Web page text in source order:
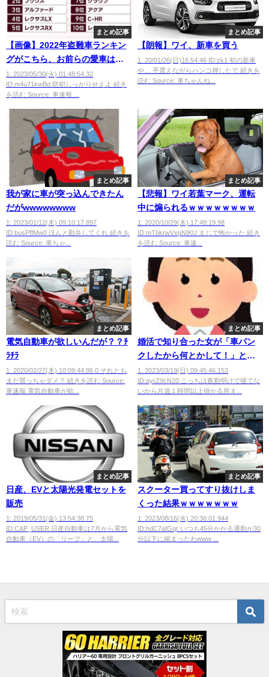
まとめ記事
【画像】2022年盗難車ランキン
グがこちら、お前らの愛車は載
ってるか？
1: 2023/05/30(火) 01:48:54.32
ID:m4u71kwBd 防犯しっかりせえよ 続き
を読む Source: 車速報 ...
まとめ記事
【朗報】ワイ、新車を買う
1: 20/01/26(日)16:54:46 ID:zk1 初の新車
や… 手震えながらハンコ押したで 続きを
読む Source: 車ちゃんね...
まとめ記事
我が家に車が突っ込んできたん
だがwwwwwwww
1: 2023/01/12(木) 09:10:17.897
ID:busPffMw0 ほんと勘弁してくれ 続きを
読む Source: 車ちゃ...
まとめ記事
【悲報】ワイ若葉マーク、運転
中に煽られるｗｗｗｗｗｗｗｗ
1: 2020/10/29(木) 17:49:19.98
ID:mTbkrwVxpNIKU まじで怖かった 続き
を読む Source: 車速...
まとめ記事
電気自動車が欲しいんだが？？ﾁ
ﾗﾁﾗ
1: 2020/02/27(木) 10:09:44.86 0 それとも
まだ買っちゃダメ？ 続きを読む Source:
車速報 電気自動車が欲...
まとめ記事
婚活で知り合った女が「車パン
クしたから何とかして！」と上
から目線で連絡してきやがった
wwwwww
1: 2023/03/19(日) 09:45:46.153
ID:ayrZ9cN20 こっちは夜勤明けで寝てな
いから片道１時間以上掛かる所ま...
まとめ記事
日産、EVと太陽光発電セットを
販売
1: 2019/05/31(金) 13:54:38.75
ID:CAP_USER 日産自動車は7月から電気
自動車（EV）の「リーフ」と、太陽...
まとめ記事
スクーター買ってすり抜けしま
くった結果ｗｗｗｗｗｗｗ
1: 2023/08/16(水) 20:36:01.944
ID:hdC7afGqr いつも45分かかる通勤が30
分以下に縮まったわwww ...